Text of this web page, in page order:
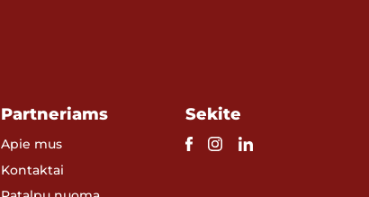
Partneriams
Apie mus
Kontaktai
Sekite